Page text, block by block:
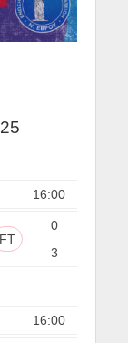
16:00
0
FT
3
16:00